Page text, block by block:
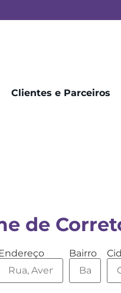
Clientes e Parceiros
de
Bairro